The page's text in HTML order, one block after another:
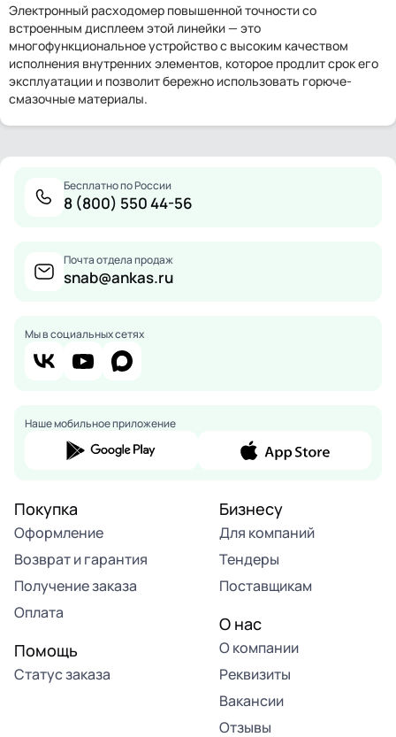
Электронный расходомер повышенной точности со
встроенным дисплеем этой линейки — это
многофункциональное устройство с высоким качеством
исполнения внутренних элементов, которое продлит срок его
эксплуатации и позволит бережно использовать горюче-
смазочные материалы.
Бесплатно по России
8 (800) 550 44-56
Почта отдела продаж
snab@ankas.ru
Мы в социальных сетях
Наше мобильное приложение
Покупка
Оформление
Возврат и гарантия
Получение заказа
Оплата
Помощь
Статус заказа
Бизнесу
Для компаний
Тендеры
Поставщикам
О нас
О компании
Реквизиты
Вакансии
Отзывы